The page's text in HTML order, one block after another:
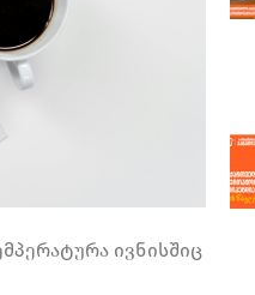
ივნისშიც